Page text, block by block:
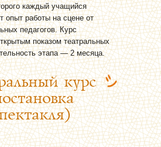
каждый учащийся
опыт работы на сцене от
педагогов. Курс
показом театральных
этапа — 2 месяца.
курс